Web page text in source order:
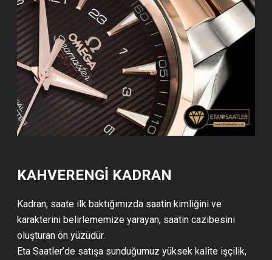
KAHVERENGI KADRAN
Kadran, saate ilk baktığımızda saatin kimliğini ve
karakterini belirlememize yarayan, saatin cazibesini
oluşturan ön yüzüdür.
Eta Saatler’de satışa sunduğumuz yüksek kalite işçilik,